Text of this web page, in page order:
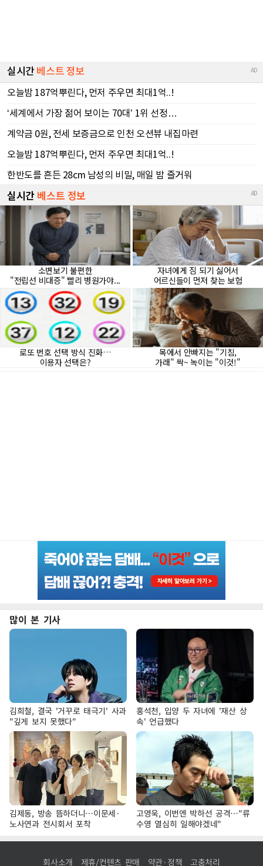
많이 본 기사
김희철, 결국 '거꾸로 태극기' 사과
"깊게 보지 못했다"
홍석천, 입양 두 자녀에 '재산 상
속' 언급했다
김제동, 방송 뜸하더니…이문세·
노사연과 전시회서 포착
고영욱, 이번엔 박하선 공격…"류
수영 열심히 일해야겠네"
회사소개 제휴/컨텐츠 판매 약관·정책 고충처리